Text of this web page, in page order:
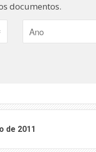
documentos.
de 2011